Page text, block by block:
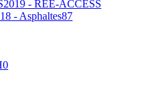
2019 - REE-ACCESS
- Asphaltes87